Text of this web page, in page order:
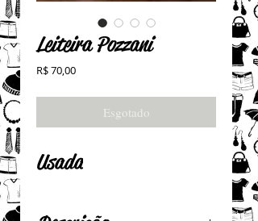
Leiteira Pozzani
R$ 70,00Preço
Esgotado
Usada